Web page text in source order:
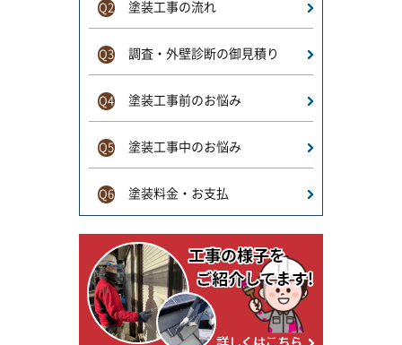
Q2 塗装工事の流れ
Q3 調査・外壁診断の御見積り
Q4 塗装工事前のお悩み
Q5 塗装工事中のお悩み
Q6 塗装料金・お支払